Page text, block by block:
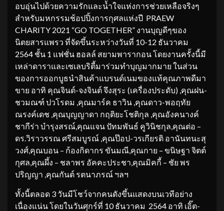
อบอุ่นไปด้วยความรักและน้ำใจแห่งการช่วยเหลือจริงๆ
สำหรับมหกรรมช้อปปิ้งการกุศลแห่งปี PRAEW
CHARITY 2021 “GO TOGETHER” งานบุญดีๆของ
นิตยสารแพรว ที่จัดขึ้นระหว่างวันที่ 10-12 ธันวาคม
2564 ชั้น 1 แฟชั่น ฮอลล์ สยามพารากอน โดยงานครั้งนี้มี
เหล่าดาราและเซเลบริตี้มาร่วมทำบุญมากมาย ในส่วน
ของการออกบูธนำสินค้าแบรนด์เนมของแท้คุณภาพดีมา
ขาย อาทิ คุณจินต์-จงจินต์ จึงสุระ (เครื่องประดับ) ,คุณฝน-
ชวมณฑ์ ปวโรดม ,คุณมาร์ค ธาวิน ,คุณดาว-พอฤทัย
ณรงค์เดช ,คุณบุญญาดา กฤติยะโชติกุล ,คุณอังคนางค์
ชากีร่า บำรุงสรณ์,คุณแจน ปัทมพันธ์ คูวินิชกุล,คุณต่อ –
ดร.วิราวรรณ ศรีสมบูรณ์ ,คุณป๊อป-วรเกียรติ อานันทนะสุ
วงศ์,คุณบอน – ก้องกิดากร ขันมณี,คุณกาย – ขนิษฐา จิตต์
กุศล,คุณผึ้ง – ชลาพร อัคคะประชา,คุณมิคกี้ – ชัย พร
ปริญญา ,คุณกันต์ รตนาภรณ์ ฯลฯ
ทั้งนี้ตลอด 3 วันมีโชว์จากคนดังขึ้นแสดงบนเวทีอย่าง
เนื่องแน่น โดยในวันศุกร์ที่ 10 ธันวาคม 2564 อาทิ เอิ๊ต-